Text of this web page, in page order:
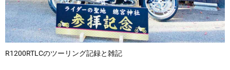
R1200RTLCのツーリング記録と雑記